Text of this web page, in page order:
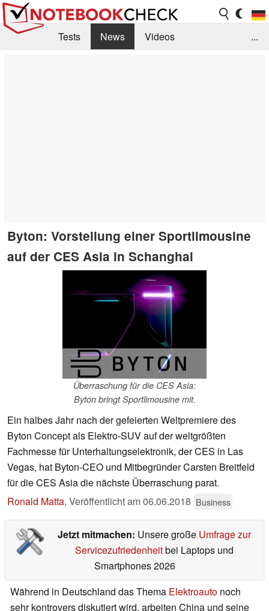
Tests News
Videos
...
Byton: Vorstellung einer Sportlimousine
auf der CES Asia in Schanghai
Überraschung für die CES Asia:
Byton bringt Sportlimousine mit.
Ein halbes Jahr nach der gefeierten Weltpremiere des
Byton Concept als Elektro-SUV auf der weltgrößten
Fachmesse für Unterhaltungselektronik, der CES in Las
Vegas, hat Byton-CEO und Mitbegründer Carsten Breitfeld
für die CES Asia die nächste Überraschung parat.
Ronald Matta, Veröffentlicht am06.06.2018 Business
Jetzt mitmachen: Unsere große Umfrage zur
Servicezufriedenheitbei Laptops und
Smartphones 2026
Während in Deutschland das Thema Elektroauto noch
sehr kontrovers diskutiert wird, arbeiten China und seine